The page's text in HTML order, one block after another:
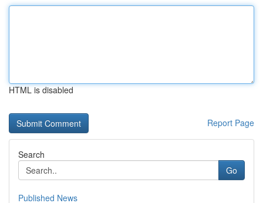
HTML is disabled
Report Page
Search
Go
Published News